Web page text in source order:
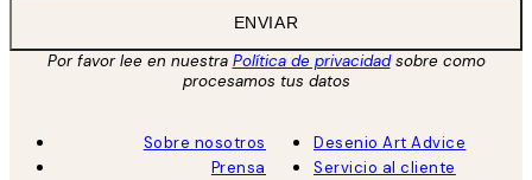
ENVIAR
Por favor lee en nuestra Política de privacidadsobre como
procesamos tus datos
Sobre nosotros
Prensa
Desenio Art Advice
Servicio al cliente